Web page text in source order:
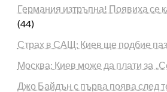
Германия изтръпна! Появиха се
(44)
Страх в САЩ: Киев ще подбие
Москва: Киев може да плати за
Джо Байдън с първа поява след